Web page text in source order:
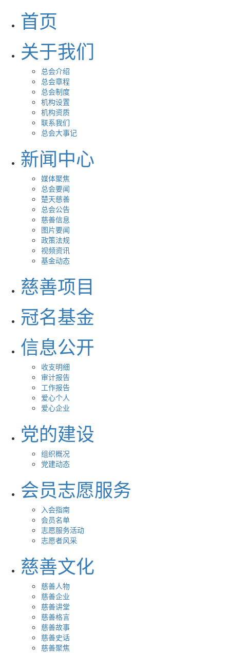
首页
关于我们
总会介绍
总会章程
总会制度
机构设置
机构资质
联系我们
总会大事记
新闻中心
媒体聚焦
总会要闻
楚天慈善
总会公告
慈善信息
图片要闻
政策法规
视频资讯
基金动态
慈善项目
冠名基金
信息公开
收支明细
审计报告
工作报告
爱心个人
爱心企业
党的建设
组织概况
党建动态
会员志愿服务
入会指南
会员名单
志愿服务活动
志愿者风采
慈善文化
慈善人物
慈善企业
慈善讲堂
慈善格言
慈善故事
慈善史话
慈善聚焦